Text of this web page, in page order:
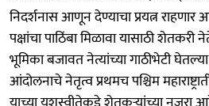
निदर्शनास आणून देण्याचा प्रयत्न राहणार
पक्षांचा पाठिंबा मिळावा यासाठी शेतकरी
भूमिका बजावत नेत्यांच्या गाठीभेटी
आंदोलनाचे नेतृत्व प्रथमच पश्चिम